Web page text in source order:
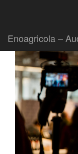
Enoagricola –